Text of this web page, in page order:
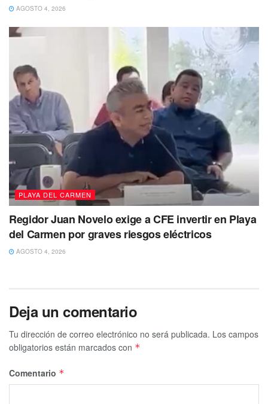
AGOSTO 4, 2026
PLAYA DEL CARMEN
Regidor Juan Novelo exige a CFE invertir en Playa
del Carmen por graves riesgos eléctricos
AGOSTO 4, 2026
Deja un comentario
Tu dirección de correo electrónico no será publicada. Los campos
obligatorios están marcados con *
Comentario *